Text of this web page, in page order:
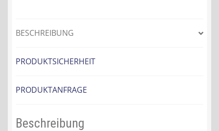
BESCHREIBUNG
PRODUKTSICHERHEIT
PRODUKTANFRAGE
Beschreibung